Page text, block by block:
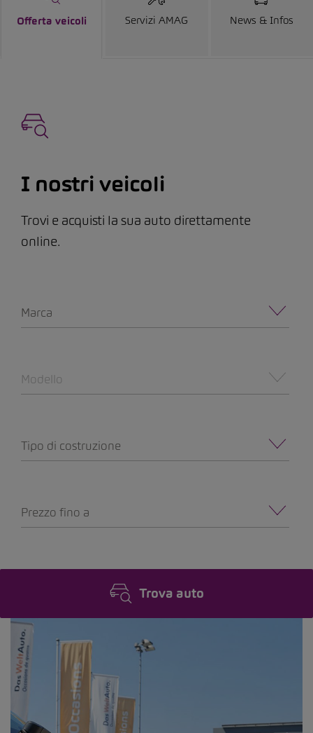
Offerta veicoli Servizi AMAG News & Infos
I nostri veicoli
Trovi e acquisti la sua auto direttamente
online.
Marca
Modello
Tipo di costruzione
Prezzo fino a
Trova auto